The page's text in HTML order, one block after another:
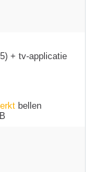
+ tv-applicatie
bellen